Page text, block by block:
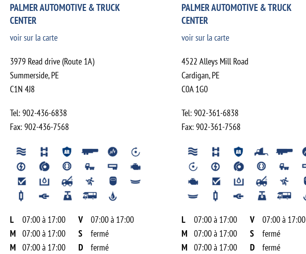
PALMER AUTOMOTIVE & TRUCK
CENTER
voir sur la carte
3979 Read drive (Route 1A)
Summerside,PE
C1N 4J8
Tel: 902-436-6838
Fax: 902-436-7568
L
07:00 à 17:00
M 07:00 à 17:00
M 07:00 à 17:00
V
07:00 à 17:00
S
fermé
D
fermé
PALMER AUTOMOTIVE & TRUCK
CENTER
voir sur la carte
4522 Alleys Mill Road
Cardigan,PE
C0A 1G0
Tel: 902-361-6838
Fax: 902-361-7568
L
07:00 à 17:00
M 07:00 à 17:00
M 07:00 à 17:00
V
07:00 à 17:00
S
fermé
D
fermé